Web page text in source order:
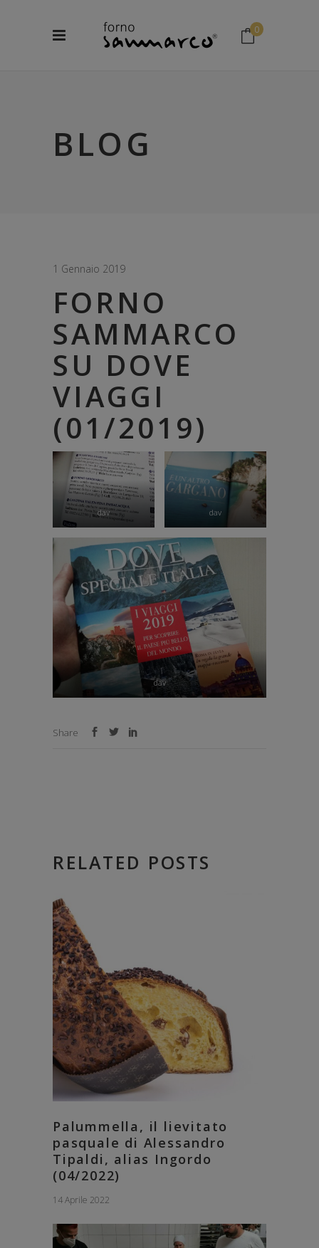
0
BLOG
1 Gennaio 2019
FORNO
SAMMARCO
SU DOVE
VIAGGI
(01/2019)
dav dav
dav
Share
RELATED POSTS
Palummella, il lievitato
pasquale di Alessandro
Tipaldi, alias Ingordo
(04/2022)
14 Aprile 2022